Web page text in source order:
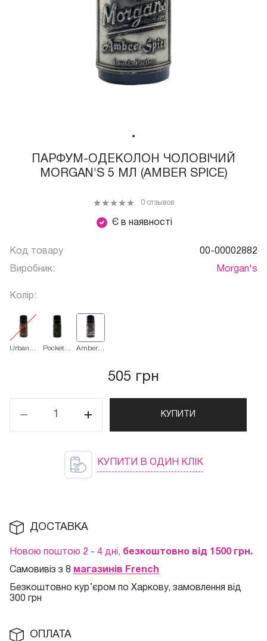
ПАРФУМ-ОДЕКОЛОН ЧОЛОВІЧИЙ
MORGAN'S 5 МЛ (AMBER SPICE)
Є в наявності
0 отзывов
Код товару 00-00002882
Виробник: Morgan's
Колір:
Urban
Pocket
Amber
505 грн
КУПИТИ
КУПИТИ В ОДИН КЛІК
ДОСТАВКА
Новою поштою 2 - 4 дні, безкоштовно від 1500 грн.
Самовивіз з 8 магазинів French
Безкоштовно кур’єром по Харкову, замовлення від
300 грн
ОПЛАТА